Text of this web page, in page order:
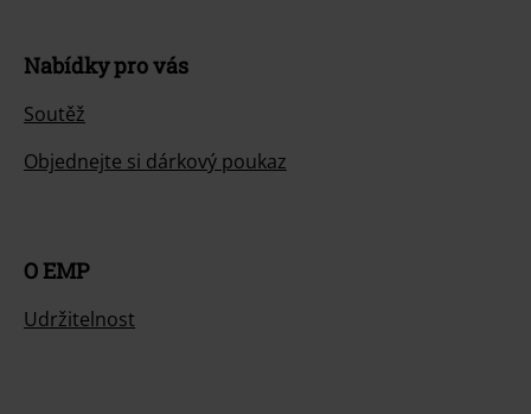
Nabídky pro vás
Soutěž
Objednejte si dárkový poukaz
O EMP
Udržitelnost